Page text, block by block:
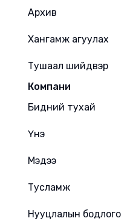
Архив
Хангамж агуулах
Тушаал шийдвэр
Компани
Бидний тухай
Үнэ
Мэдээ
Тусламж
Нууцлалын бодлого